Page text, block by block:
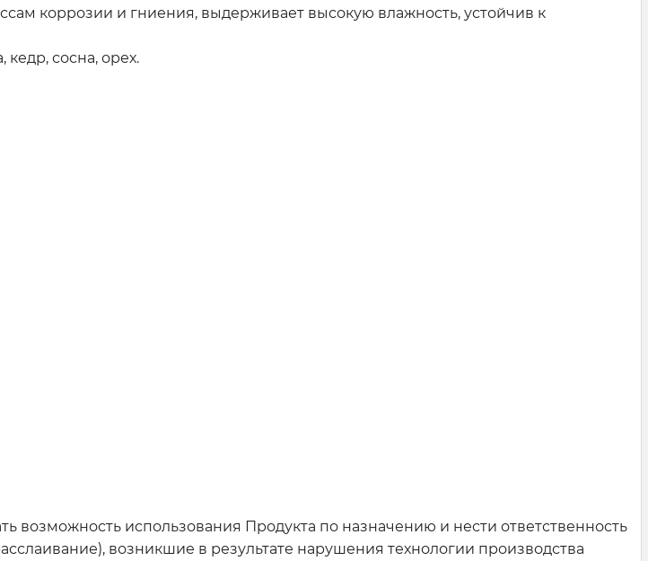
коррозии и гниения, выдерживает высокую влажность, устойчив к
сосна, орех.
возможность использования Продукта по назначению и нести ответственность
возникшие в результате нарушения технологии производства